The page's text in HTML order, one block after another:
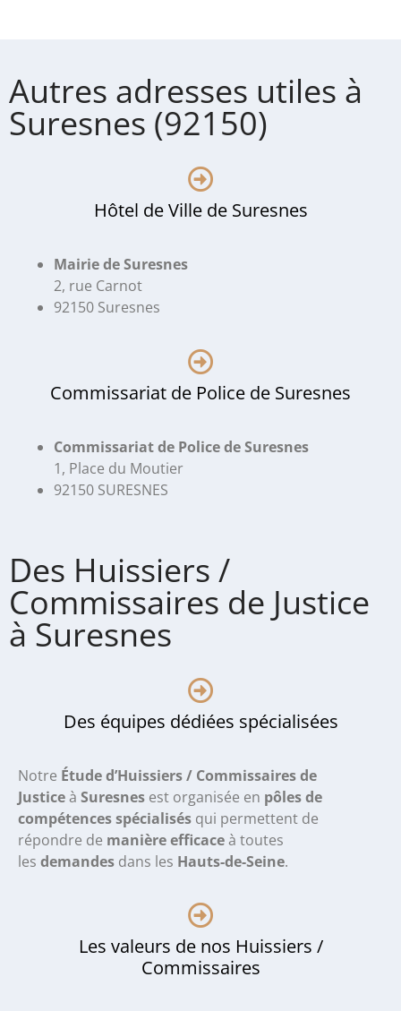
Autres adresses utiles à
Suresnes (92150)
Hôtel de Ville de Suresnes
Mairie de Suresnes
2, rue Carnot
92150 Suresnes
Commissariat de Police de Suresnes
Commissariat de Police de Suresnes
1, Place du Moutier
92150 SURESNES
Des Huissiers /
Commissaires de Justice
à Suresnes
Des équipes dédiées spécialisées
Notre Étude d’Huissiers / Commissaires de
Justiceà Suresnes est organisée en pôles de
compétences spécialisés qui permettent de
répondre de manière efficaceà toutes
les demandes dans les Hauts-de-Seine.
Les valeurs de nos Huissiers /
Commissaires